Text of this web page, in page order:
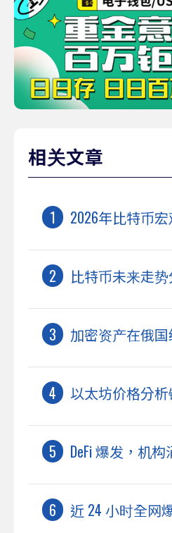
相关文章
2026年比特币
比特币未来走
加密资产在俄
以太坊价格分
DeFi 爆发，机构
近 24 小时全网